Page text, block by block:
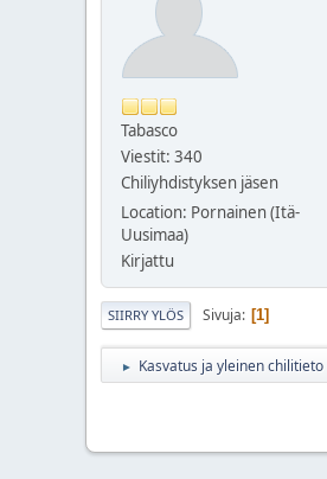
Tabasco
Viestit: 340
Chiliyhdistyksen jäsen
Location: Pornainen (Itä-
Uusimaa)
Kirjattu
SIIRRY YLÖS Sivuja 1
► Kasvatus ja yleinen chilitieto